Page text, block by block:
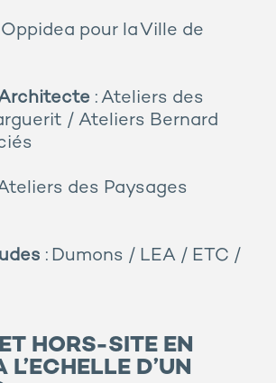
pour la Ville de
: Ateliers des
/ Ateliers Bernard
des Paysages
: Dumons / LEA / ETC /
HORS-SITE EN
D’UN